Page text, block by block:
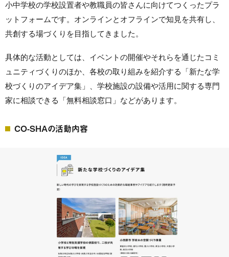
小中学校の学校設置者や教職員の皆さんに向けてつくったプラ
ットフォームです。オンラインとオフラインで知見を共有し、
共創する場づくりを目指してきました。
具体的な活動としては、イベントの開催やそれらを通じたコミ
ュニティづくりのほか、各校の取り組みを紹介する「新たな学
校づくりのアイデア集」、学校施設の設備や活用に関する専門
家に相談できる「無料相談窓口」などがあります。
CO-SHAの活動内容